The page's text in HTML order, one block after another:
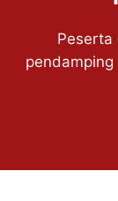
Peserta
pendamping